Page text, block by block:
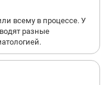
всему в процессе. У
разные